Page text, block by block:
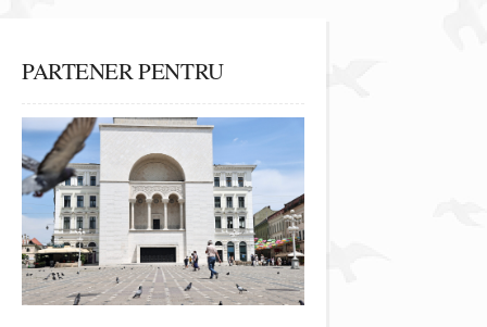
PARTENER PENTRU